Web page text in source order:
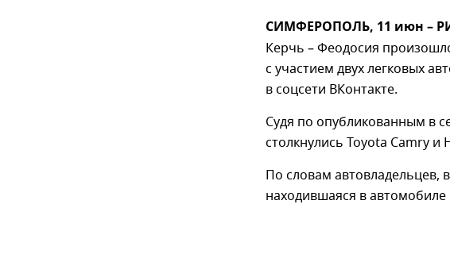
СИМФЕРОПОЛЬ, 11 июн –
Керчь – Феодосия
с участием двух легковых
в соцсети ВКонтакте.
Судя по опубликованным в
столкнулись Toyota Camry и
По словам автовладельцев,
находившаяся в автомобиле